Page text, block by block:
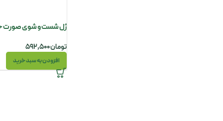
تومان۵۹۲,۵۰۰
افزودن به سبد خرید